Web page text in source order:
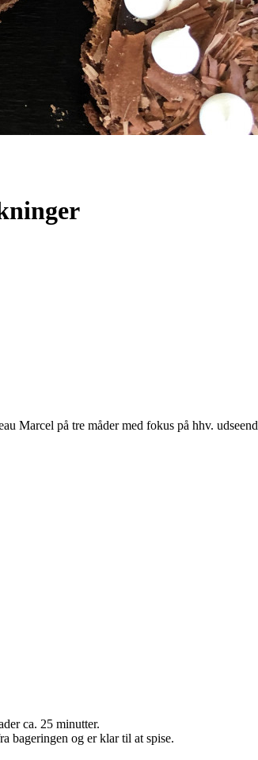
Marcel på tre måder med fokus på hhv.
ca. 25 minutter.
bageringen og er klar til at spise.